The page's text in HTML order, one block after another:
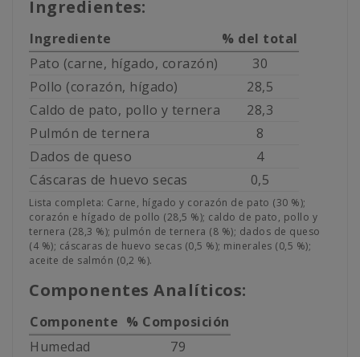
Ingredientes:
Ingrediente
% del total
Pato (carne, hígado, corazón)
30
Pollo (corazón, hígado)
28,5
Caldo de pato, pollo y ternera
28,3
Pulmón de ternera
8
Dados de queso
4
Cáscaras de huevo secas
0,5
Lista completa: Carne, hígado y corazón de pato (30 %);
corazón e hígado de pollo (28,5 %); caldo de pato, pollo y
ternera (28,3 %); pulmón de ternera (8 %); dados de queso
(4 %); cáscaras de huevo secas (0,5 %); minerales (0,5 %);
aceite de salmón (0,2 %).
Componentes Analíticos:
Componente % Composición
Humedad
79